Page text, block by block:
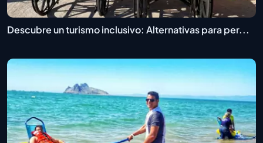
Descubre un turismo inclusivo: Alternativas para per...